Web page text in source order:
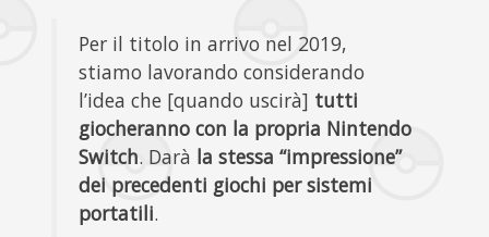
Per il titolo in arrivo nel 2019,
stiamo lavorando considerando
l’idea che [quando uscirà] tutti
giocheranno con la propria Nintendo
Switch. Darà la stessa “impressione”
dei precedenti giochi per sistemi
portatili.